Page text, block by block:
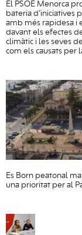
El PSOE Menorca
bateria d’iniciatives
amb més rapidesa i
davant els efectes
climàtic i les seves
com els causats per
Es Born peatonal
una prioritat per al